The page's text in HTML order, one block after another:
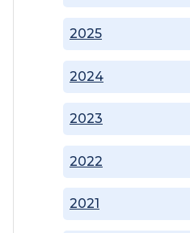
2021
2022
2023
2024
2025